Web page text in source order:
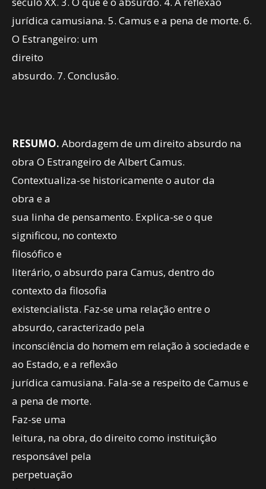
jurídica camusiana. 5. Camus e a pena de morte. 6.
O Estrangeiro: um
direito
absurdo. 7. Conclusão.
RESUMO. Abordagem de um direito absurdo na
obra O Estrangeiro de Albert Camus.
Contextualiza-se historicamente o autor da
obra e a
sua linha de pensamento. Explica-se o que
significou, no contexto
filosófico e
literário, o absurdo para Camus, dentro do
contexto da filosofia
existencialista. Faz-se uma relação entre o
absurdo, caracterizado pela
inconsciência do homem em relação à sociedade e
ao Estado, e a reflexão
jurídica camusiana. Fala-se a respeito de Camus e
a pena de morte.
Faz-se uma
leitura, na obra, do direito como instituição
responsável pela
perpetuação